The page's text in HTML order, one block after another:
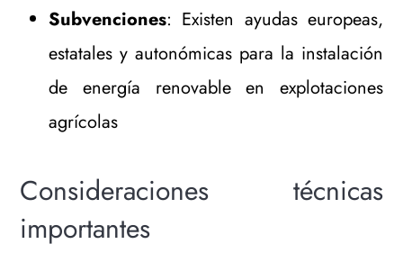
Subvenciones: Existen ayudas europeas,
estatales y autonómicas para la instalación
de energía renovable en explotaciones
agrícolas
Consideraciones técnicas
importantes